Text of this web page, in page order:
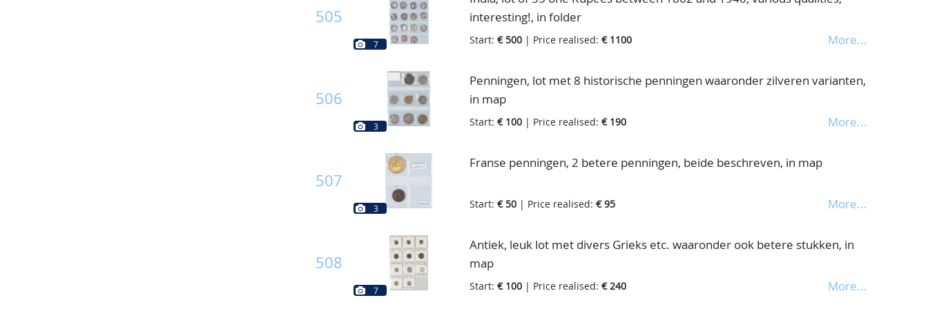
505
7
interesting!, in folder
More...
Start: € 500 | Price realised: € 1100
506
3
Penningen, lot met 8 historische penningen waaronder zilveren varianten,
in map
More...
Start: € 100 | Price realised: € 190
507
3
Franse penningen, 2 betere penningen, beide beschreven, in map
More...
Start: € 50 | Price realised: € 95
508
7
Antiek, leuk lot met divers Grieks etc. waaronder ook betere stukken, in
map
More...
Start: € 100 | Price realised: € 240